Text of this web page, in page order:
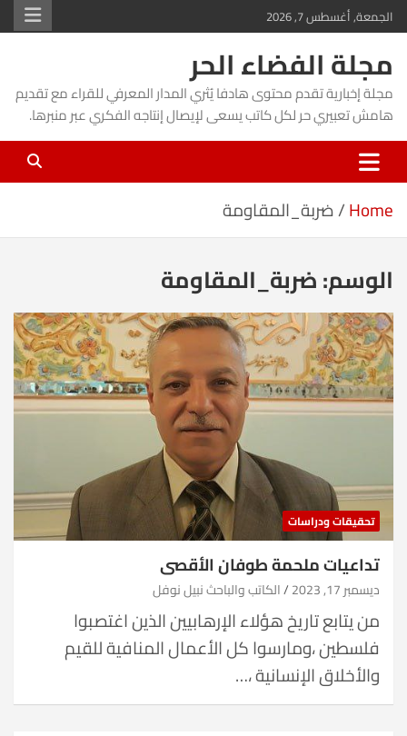
Skip
to
content
الجمعة, أغسطس 7, 2026
مجلة الفضاء الحر
مجلة إخبارية تقدم محتوى هادفا يُثري المدار المعرفي للقراء مع تقديم
هامش تعبيري حر لكل كاتب يسعى لإيصال إنتاجه الفكري عبر منبرها.
Home ضربة_المقاومة
الوسم:ضربة_المقاومة
تحقيقات ودراسات
تداعيات ملحمة طوفان الأقصى
ديسمبر 17, 2023 الكاتب والباحث نبيل نوفل
من يتابع تاريخ هؤلاء الإرهابيين الذين اغتصبوا
فلسطين ،ومارسوا كل الأعمال المنافية للقيم
والأخلاق الإنسانية ،…